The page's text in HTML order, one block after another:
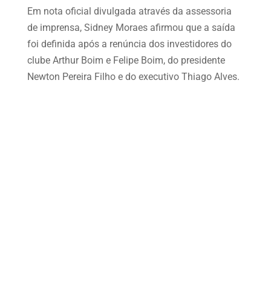
Em nota oficial divulgada através da assessoria
de imprensa, Sidney Moraes afirmou que a saída
foi definida após a renúncia dos investidores do
clube Arthur Boim e Felipe Boim, do presidente
Newton Pereira Filho e do executivo Thiago Alves.